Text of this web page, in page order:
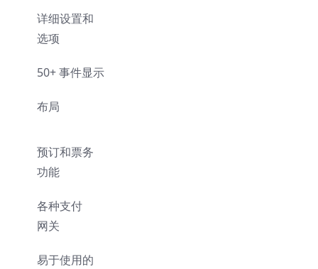
详细设置和
选项
50+ 事件显示
布局
预订和票务
功能
各种支付
网关
易于使用的